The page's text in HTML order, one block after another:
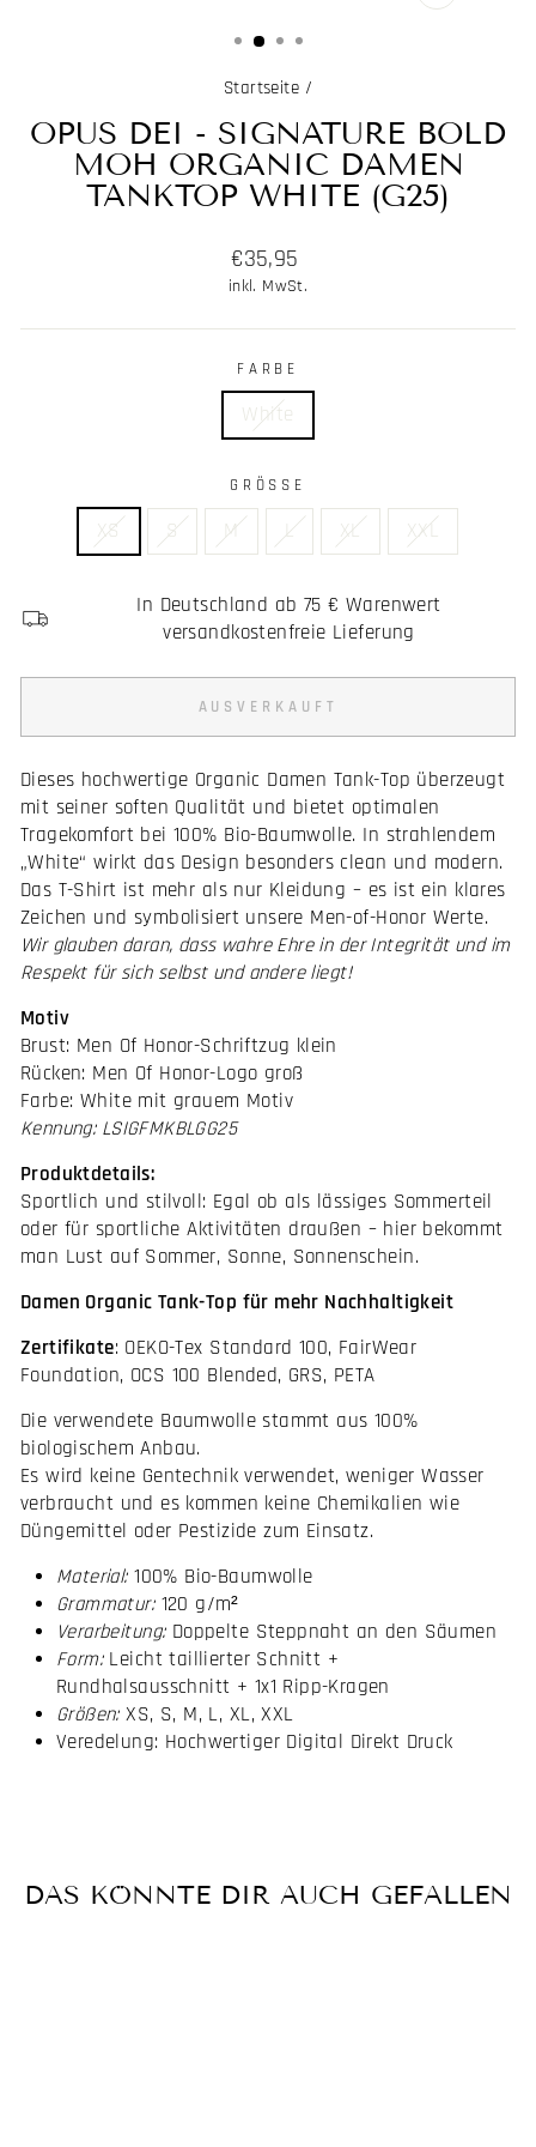
Startseite /
OPUS DEI - SIGNATURE BOLD
MOH ORGANIC DAMEN
TANKTOP WHITE (G25)
Normaler
Preis
€35,95
inkl. MwSt.
FARBE
White
GRÖSSE
XS S M L XL XXL
In Deutschland ab 75 € Warenwert
versandkostenfreie Lieferung
AUSVERKAUFT
Dieses hochwertige Organic Damen Tank-Top überzeugt
mit seiner soften Qualität und bietet optimalen
Tragekomfort bei 100% Bio-Baumwolle. In strahlendem
„White“ wirkt das Design besonders clean und modern.
Das T-Shirt ist mehr als nur Kleidung – es ist ein klares
Zeichen und symbolisiert unsere Men-of-Honor Werte.
Wir glauben daran, dass wahre Ehre in der Integrität und im
Respekt für sich selbst und andere liegt!
Motiv
Brust: Men Of Honor-Schriftzug klein
Rücken: Men Of Honor-Logo groß
Farbe: White mit grauem Motiv
Kennung: LSIGFMKBLGG25
Produktdetails:
Sportlich und stilvoll: Egal ob als lässiges Sommerteil
oder für sportliche Aktivitäten draußen – hier bekommt
man Lust auf Sommer, Sonne, Sonnenschein.
Damen Organic Tank-Top für mehr Nachhaltigkeit
Zertifikate: OEKO-Tex Standard 100, FairWear
Foundation, OCS 100 Blended, GRS, PETA
Die verwendete Baumwolle stammt aus 100%
biologischem Anbau.
Es wird keine Gentechnik verwendet, weniger Wasser
verbraucht und es kommen keine Chemikalien wie
Düngemittel oder Pestizide zum Einsatz.
Material:100% Bio-Baumwolle
Grammatur:120 g/m²
Verarbeitung:Doppelte Steppnaht an den Säumen
Form:Leicht taillierter Schnitt +
Rundhalsausschnitt + 1x1 Ripp-Kragen
Größen:XS, S, M, L, XL, XXL
Veredelung: Hochwertiger Digital Direkt Druck
DAS KÖNNTE DIR AUCH GEFALLEN